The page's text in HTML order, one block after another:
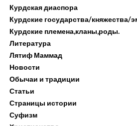
Курдская диаспора
Курдские государства/княжества/
Курдские племена,кланы,роды.
Литература
Лятиф Маммад
Новости
Обычаи и традиции
Статьи
Страницы истории
Суфизм